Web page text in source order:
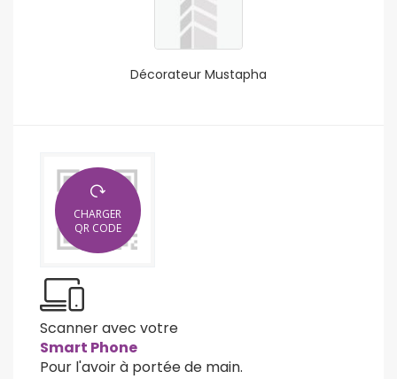
Décorateur Mustapha
CHARGER
QR CODE
Scanner avec votre
Smart Phone
Pour l'avoir à portée de main.